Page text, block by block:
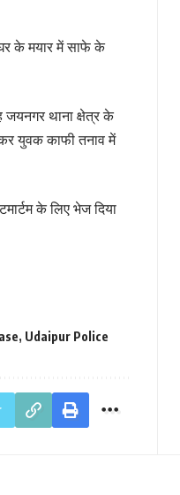
के मयार में साफे के
थाना क्षेत्र के
युवक काफी तनाव में
के लिए भेज दिया
, Udaipur Police